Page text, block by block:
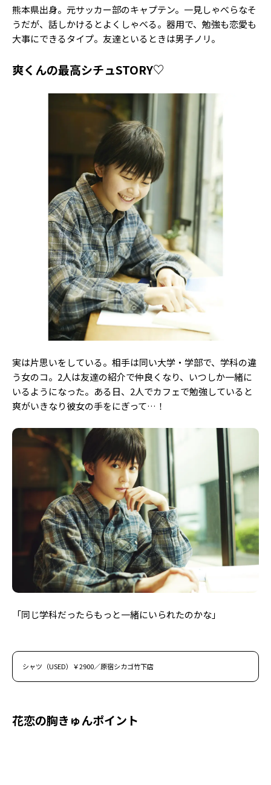
バックナンバー
INFORMATION
Seventeenについて
ST member
新規会員登録・ログイン
熊本県出身。元サッカー部のキャプテン。一見しゃべらなそ
うだが、話しかけるとよくしゃべる。器用で、勉強も恋愛も
大事にできるタイプ。友達といるときは男子ノリ。
爽くんの最高シチュSTORY♡
実は片思いをしている。相手は同い大学・学部で、学科の違
う女のコ。2人は友達の紹介で仲良くなり、いつしか一緒に
いるようになった。ある日、2人でカフェで勉強していると
爽がいきなり彼女の手をにぎって…！
「同じ学科だったらもっと一緒にいられたのかな」
シャツ（USED）￥2900／原宿シカゴ竹下店
花恋の胸きゅんポイント